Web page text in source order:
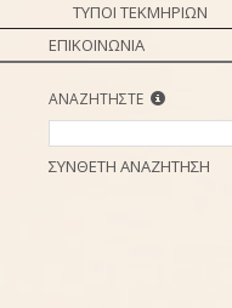
ΤΥΠΟΙ ΤΕΚΜΗΡΙΩΝ
ΕΠΙΚΟΙΝΩΝΙΑ
ΑΝΑΖΗΤΗΣΤΕ
ΣΥΝΘΕΤΗ ΑΝΑΖΗΤΗΣΗ